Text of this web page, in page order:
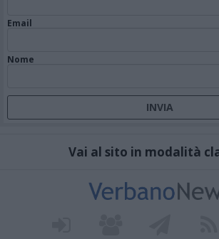
Email
Nome
Vai al sito in modalità